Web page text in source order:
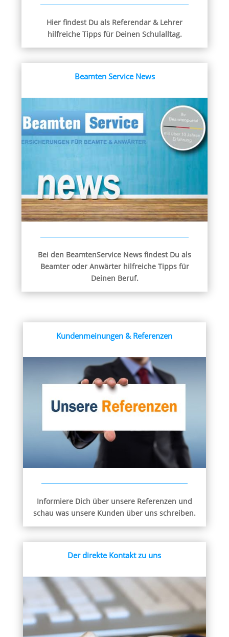
Hier findest Du als Referendar & Lehrer
hilfreiche Tipps für Deinen Schulalltag.
Beamten Service News
Bei den BeamtenService News findest Du als
Beamter oder Anwärter hilfreiche Tipps für
Deinen Beruf.
Kundenmeinungen & Referenzen
Informiere Dich über unsere Referenzen und
schau was unsere Kunden über uns schreiben.
Der direkte Kontakt zu uns